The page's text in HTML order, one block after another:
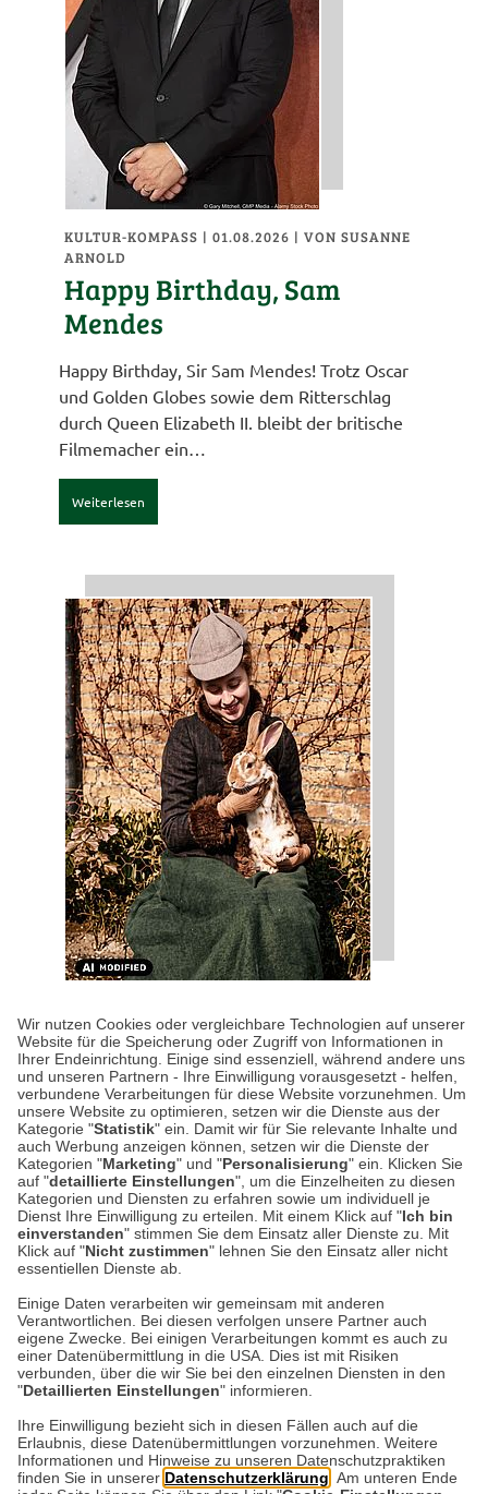
Wir nutzen Cookies oder vergleichbare Technologien auf unserer
Website für die Speicherung oder Zugriff von Informationen in
Ihrer Endeinrichtung. Einige sind essenziell, während andere uns
und unseren Partnern - Ihre Einwilligung vorausgesetzt - helfen,
verbundene Verarbeitungen für diese Website vorzunehmen. Um
unsere Website zu optimieren, setzen wir die Dienste aus der
Kategorie "Statistik" ein. Damit wir für Sie relevante Inhalte und
auch Werbung anzeigen können, setzen wir die Dienste der
Kategorien "Marketing" und "Personalisierung" ein. Klicken Sie
auf "detaillierte Einstellungen", um die Einzelheiten zu diesen
Kategorien und Diensten zu erfahren sowie um individuell je
Dienst Ihre Einwilligung zu erteilen. Mit einem Klick auf "Ich bin
einverstanden" stimmen Sie dem Einsatz aller Dienste zu. Mit
Klick auf "Nicht zustimmen" lehnen Sie den Einsatz aller nicht
essentiellen Dienste ab.
Einige Daten verarbeiten wir gemeinsam mit anderen
Verantwortlichen. Bei diesen verfolgen unsere Partner auch
eigene Zwecke. Bei einigen Verarbeitungen kommt es auch zu
einer Datenübermittlung in die USA. Dies ist mit Risiken
verbunden, über die wir Sie bei den einzelnen Diensten in den
"Detaillierten Einstellungen" informieren.
Ihre Einwilligung bezieht sich in diesen Fällen auch auf die
Erlaubnis, diese Datenübermittlungen vorzunehmen. Weitere
Informationen und Hinweise zu unseren Datenschutzpraktiken
finden Sie in unserer Datenschutzerklärung . Am unteren Ende
KULTUR-KOMPASS | 01.08.2026 |VON SUSANNE
ARNOLD
Happy Birthday, Sam
Mendes
Happy Birthday, Sir Sam Mendes! Trotz Oscar
und Golden Globes sowie dem Ritterschlag
durch Queen Elizabeth II. bleibt der britische
Filmemacher ein…
Weiterlesen
ARNOLD
Happy Birthday, Beatrix
Potter!
Wer kennt sie nicht, die Geschichten von
Peter Hase und Jemima Pratschel-Watschel?
Heute vor 160 Jahren wurde ihre großartige
Erfinderin Beatrix…
Weiterlesen
Datenschutz Impressum
Kontakt
Netiquette